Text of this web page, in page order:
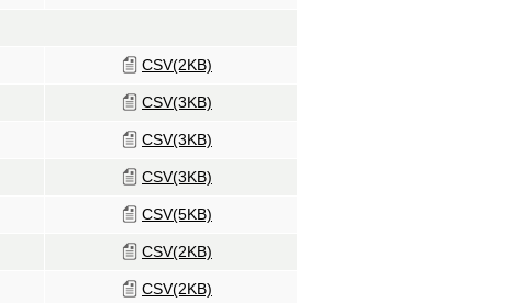
CSV(2KB)
CSV(3KB)
CSV(3KB)
CSV(3KB)
CSV(5KB)
CSV(2KB)
CSV(2KB)